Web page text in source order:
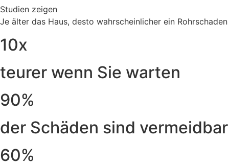
Studien zeigen
Je älter das Haus, desto wahrscheinlicher ein Rohrschaden
10x
teurer wenn Sie warten
90%
der Schäden sind vermeidbar
60%